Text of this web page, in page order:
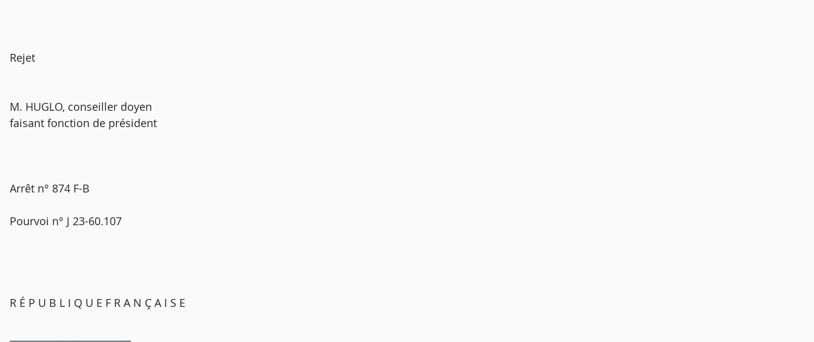
Rejet
M. HUGLO, conseiller doyen
faisant fonction de président
Arrêt n° 874 F-B
Pourvoi n° J 23-60.107
R É P U B L I Q U E F R A N Ç A I S E